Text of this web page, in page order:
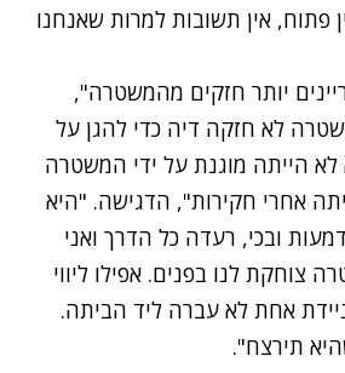
פתוח, אין תשובות למרות שאנחנו
יותר חזקים מהמשטרה",
לא חזקה דיה כדי להגן על
לא הייתה מוגנת על ידי המשטרה
אחרי חקירות", הדגישה. "היא
ובכי, רעדה כל הדרך ואני
צוחקת לנו בפנים. אפילו ליווי
אחת לא עברה ליד הביתה.
תירצח".